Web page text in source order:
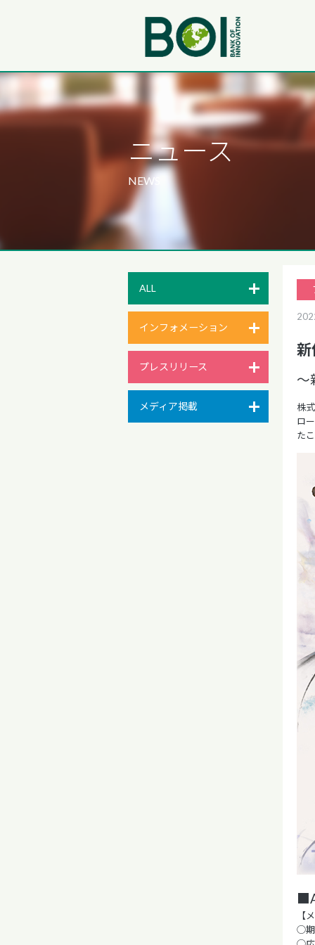
ニュース
NEWS
ALL
インフォメーション
プレスリリース
メディア掲載
新
～
株
ロ
た
【
◯期